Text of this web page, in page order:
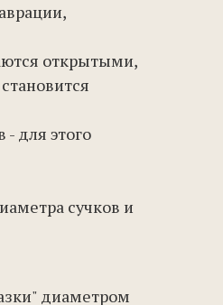
открытыми,
для этого
сучков и
диаметром